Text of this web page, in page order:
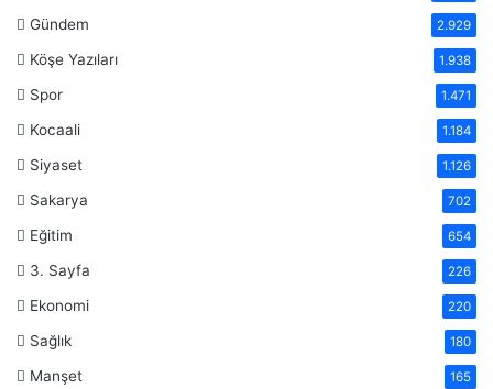
Gündem 2.929
Köşe Yazıları 1.938
Spor 1.471
Kocaali 1.184
Siyaset 1.126
Sakarya 702
Eğitim 654
3. Sayfa 226
Ekonomi 220
Sağlık 180
Manşet 165